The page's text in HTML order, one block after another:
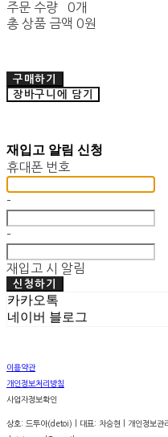
주문 수량
0개
총 상품 금액 0원
구매하기
장바구니에 담기
재입고 알림 신청
휴대폰 번호
-
-
재입고 시 알림
신청하기
카카오톡
네이버 블로그
이용약관
개인정보처리방침
사업자정보확인
상호: 드투아(detoi) | 대표: 차승현 | 개인정보